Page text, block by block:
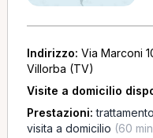
Indirizzo: Via Marconi
Villorba (TV)
Visite a domicilio
Prestazioni:
visita a domicilio (60